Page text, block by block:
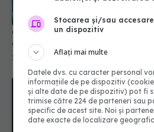
Ce se întâmplă dacă dormi cu
Cauzele și simptomele
22 aug 2024, 15:23
Stocarea și/sau
un dispozitiv
Aflați mai multe
Datele dvs. cu caracter personal
informațiile de pe dispozitiv
și alte date de pe dispozitiv) pot fi
trimise către 224 de parteneri sau
specific de acest site. Noi și
date exacte de localizare